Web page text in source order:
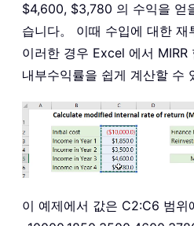
$4,600, $3,780 의 수익을 얻
습니다。 이때 수입에 대한 재
이러한 경우 Excel 에서 MIRR
내부수익률을 쉽게 계산할 수
이 예제에서 값은 C2:C6 범위